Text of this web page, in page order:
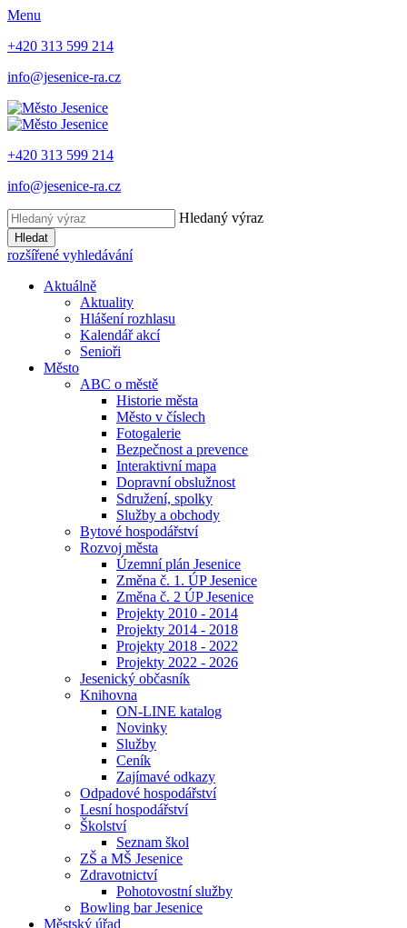
Menu
+420 313 599 214
info@jesenice-ra.cz
+420 313 599 214
info@jesenice-ra.cz
Hledaný výraz
Hledat
rozšířené vyhledávání
Aktuálně
Aktuality
Hlášení rozhlasu
Kalendář akcí
Senioři
Město
ABC o městě
Historie města
Město v číslech
Fotogalerie
Bezpečnost a prevence
Interaktivní mapa
Dopravní obslužnost
Sdružení, spolky
Služby a obchody
Bytové hospodářství
Rozvoj města
Územní plán Jesenice
Změna č. 1. ÚP Jesenice
Změna č. 2 ÚP Jesenice
Projekty 2010 - 2014
Projekty 2014 - 2018
Projekty 2018 - 2022
Projekty 2022 - 2026
Jesenický občasník
Knihovna
ON-LINE katalog
Novinky
Služby
Ceník
Zajímavé odkazy
Odpadové hospodářství
Lesní hospodářství
Školství
Seznam škol
ZŠ a MŠ Jesenice
Zdravotnictví
Pohotovostní služby
Bowling bar Jesenice
Městský úřad